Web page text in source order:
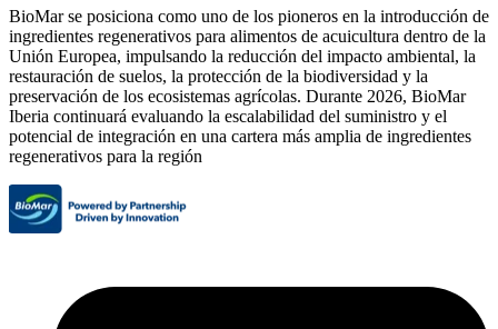
BioMar se posiciona como uno de los pioneros en la introducción de
ingredientes regenerativos para alimentos de acuicultura dentro de la
Unión Europea, impulsando la reducción del impacto ambiental, la
restauración de suelos, la protección de la biodiversidad y la
preservación de los ecosistemas agrícolas. Durante 2026, BioMar
Iberia continuará evaluando la escalabilidad del suministro y el
potencial de integración en una cartera más amplia de ingredientes
regenerativos para la región